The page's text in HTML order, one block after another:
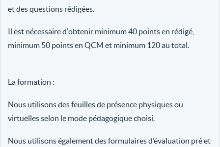
et des questions rédigées.
Il est nécessaire d'obtenir minimum 40 points en rédigé,
minimum 50 points en QCM et minimum 120 au total.
La formation :
Nous utilisons des feuilles de présence physiques ou
virtuelles selon le mode pédagogique choisi.
Nous utilisons également des formulaires d’évaluation pré et